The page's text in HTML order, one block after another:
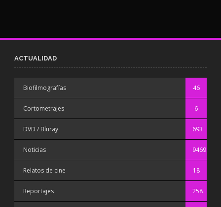
ACTUALIDAD
Biofilmografías 46
Cortometrajes 6
DVD / Bluray 693
Noticias 9469
Relatos de cine 18
Reportajes 258